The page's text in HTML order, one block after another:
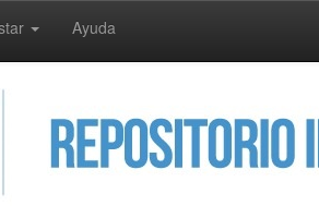
Ayuda